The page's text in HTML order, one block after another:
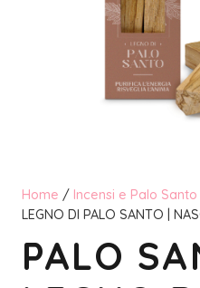
Home / Incensi e Palo Santo
LEGNO DI PALO SANTO |
PALO